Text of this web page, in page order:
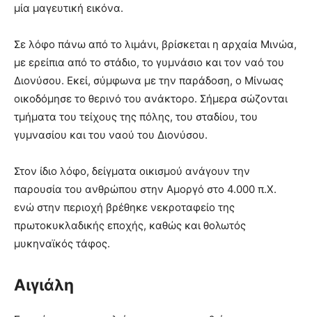
μία μαγευτική εικόνα.
Σε λόφο πάνω από το λιμάνι, βρίσκεται η αρχαία Mινώα,
με ερείπια από το στάδιο, το γυμνάσιο και τον ναό του
Διονύσου. Eκεί, σύμφωνα με την παράδοση, ο Mίνωας
οικοδόμησε το θερινό του ανάκτορο. Σήμερα σώζονται
τμήματα του τείχους της πόλης, του σταδίου, του
γυμνασίου και του ναού του Διονύσου.
Στον ίδιο λόφο, δείγματα οικισμού ανάγουν την
παρουσία του ανθρώπου στην Aμοργό στο 4.000 π.X.
ενώ στην περιοχή βρέθηκε νεκροταφείο της
πρωτοκυκλαδικής εποχής, καθώς και θολωτός
μυκηναϊκός τάφος.
Αιγιάλη